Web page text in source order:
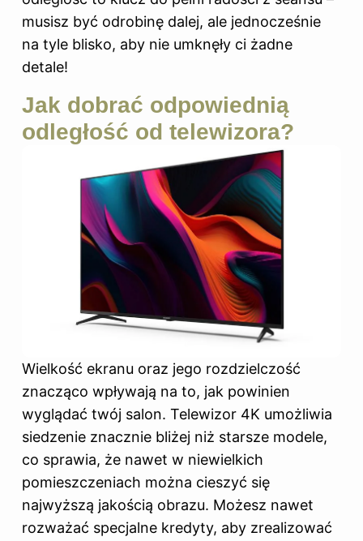
musisz być odrobinę dalej, ale jednocześnie
na tyle blisko, aby nie umknęły ci żadne
detale!
Jak dobrać odpowiednią
odległość od telewizora?
Wielkość ekranu oraz jego rozdzielczość
znacząco wpływają na to, jak powinien
wyglądać twój salon. Telewizor 4K umożliwia
siedzenie znacznie bliżej niż starsze modele,
co sprawia, że nawet w niewielkich
pomieszczeniach można cieszyć się
najwyższą jakością obrazu. Możesz nawet
rozważać specjalne kredyty, aby zrealizować